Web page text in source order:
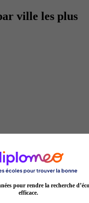
ville les plus
pour rendre la recherche
efficace.